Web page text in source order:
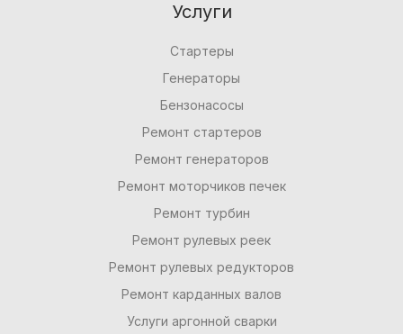
Услуги
Стартеры
Генераторы
Бензонасосы
Ремонт стартеров
Ремонт генераторов
Ремонт моторчиков печек
Ремонт турбин
Ремонт рулевых реек
Ремонт рулевых редукторов
Ремонт карданных валов
Услуги аргонной сварки